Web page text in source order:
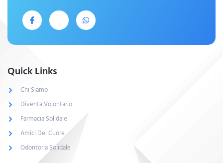
Quick Links
Chi Siamo
Diventa Volontario
Farmacia Solidale
Amici Del Cuore
Odontoria Solidale